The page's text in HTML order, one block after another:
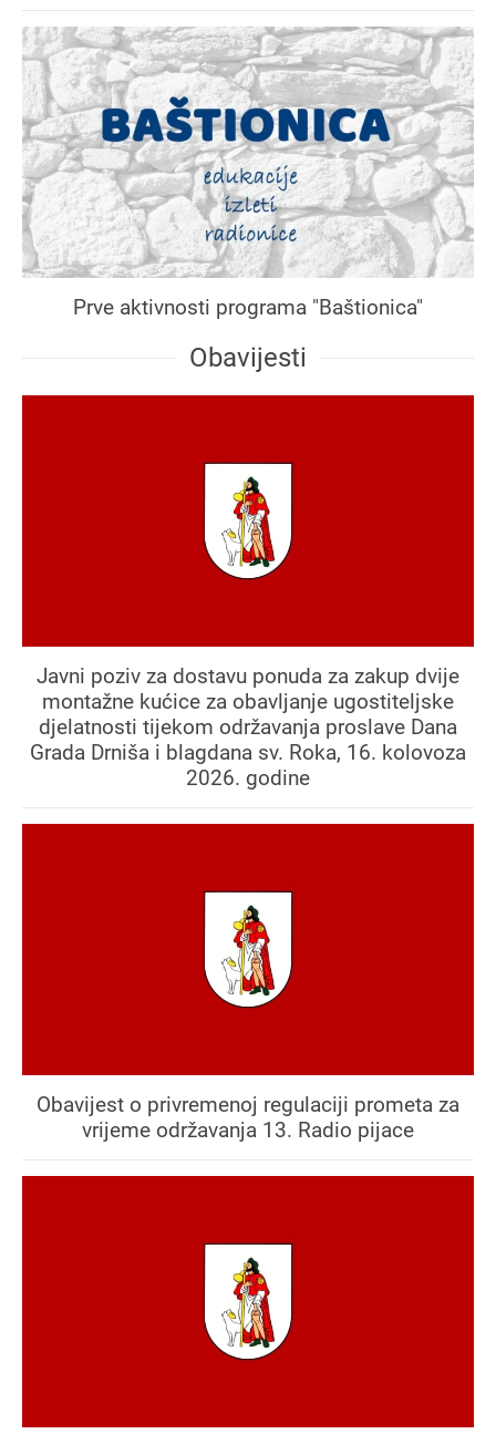
Prve aktivnosti programa "Baštionica"
Obavijesti
Javni poziv za dostavu ponuda za zakup dvije
montažne kućice za obavljanje ugostiteljske
djelatnosti tijekom održavanja proslave Dana
Grada Drniša i blagdana sv. Roka, 16. kolovoza
2026. godine
Obavijest o privremenoj regulaciji prometa za
vrijeme održavanja 13. Radio pijace